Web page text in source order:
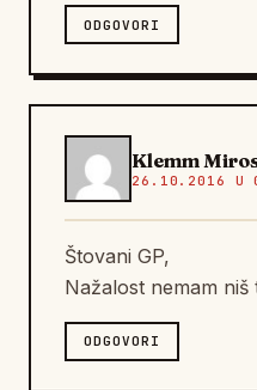
ODGOVORI
Klemm
26.10.2016 U
Štovani GP,
Nažalost nemam niš
ODGOVORI